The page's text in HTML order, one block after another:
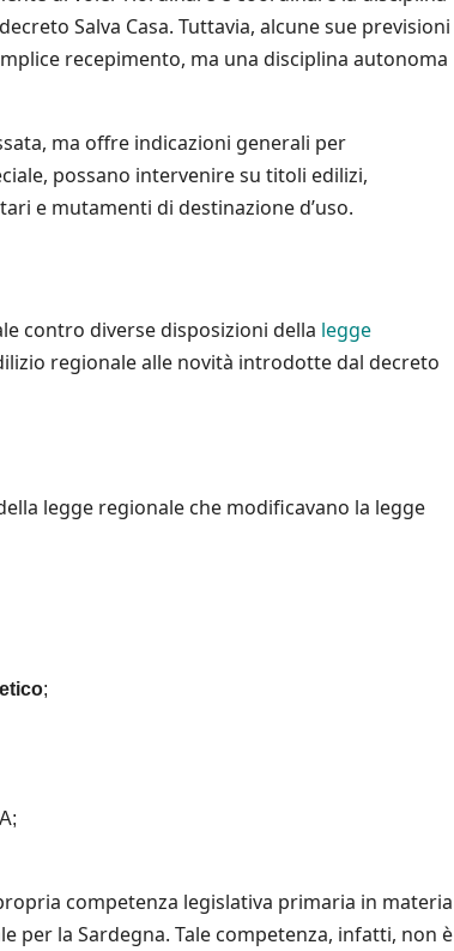
Salva Casa. Tuttavia, alcune sue previsioni
recepimento, ma una disciplina autonoma
ma offre indicazioni generali per
possano intervenire su titoli edilizi,
e mutamenti di destinazione d’uso.
contro diverse disposizioni della legge
regionale alle novità introdotte dal decreto
legge regionale che modificavano la legge
;
competenza legislativa primaria in materia
per la Sardegna. Tale competenza, infatti, non è